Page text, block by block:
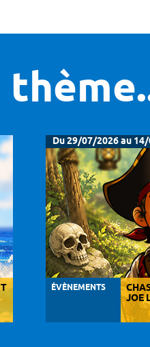
Du 29/07/2026 au
ÉVÈNEMENTS
JOE